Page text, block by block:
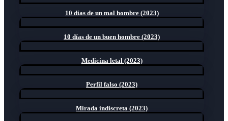
10 días de un mal hombre (2023)
10 días de un buen hombre (2023)
Medicina letal (2023)
Perfil falso (2023)
Mirada indiscreta (2023)